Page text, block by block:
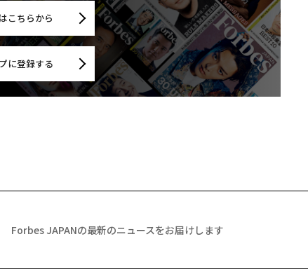
こちらから
に登録する
Forbes JAPANの最新のニュースをお届けします